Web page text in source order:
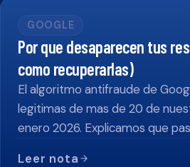
GOOGLE
Por que desaparecen tus
como recuperarlas)
El algoritmo antifraude de
legitimas de mas de 20 de
enero 2026. Explicamos que
Leer nota